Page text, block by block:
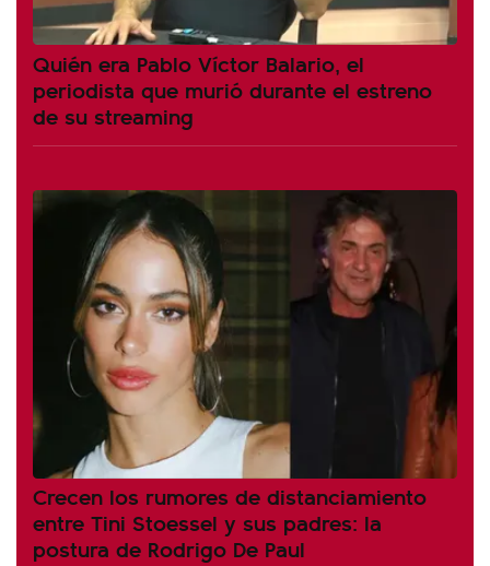
Quién era Pablo Víctor Balario, el
periodista que murió durante el estreno
de su streaming
Crecen los rumores de distanciamiento
entre Tini Stoessel y sus padres: la
postura de Rodrigo De Paul